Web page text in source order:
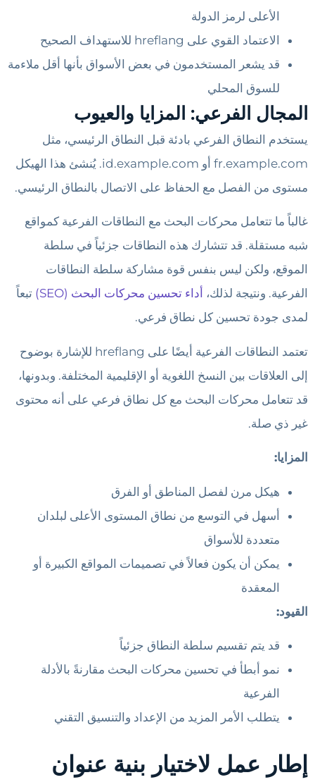
الأعلى لرمز الدولة
الاعتماد القوي على hreflang للاستهداف الصحيح
قد يشعر المستخدمون في بعض الأسواق بأنها أقل ملاءمة
للسوق المحلي
المجال الفرعي: المزايا والعيوب
يستخدم النطاق الفرعي بادئة قبل النطاق الرئيسي، مثل
fr.example.com أو id.example.com. يُنشئ هذا الهيكل
مستوى من الفصل مع الحفاظ على الاتصال بالنطاق الرئيسي.
غالباً ما تتعامل محركات البحث مع النطاقات الفرعية كمواقع
شبه مستقلة. قد تتشارك هذه النطاقات جزئياً في سلطة
الموقع، ولكن ليس بنفس قوة مشاركة سلطة النطاقات
الفرعية. ونتيجة لذلك، أداء تحسين محركات البحث (SEO)
تبعاً
لمدى جودة تحسين كل نطاق فرعي.
تعتمد النطاقات الفرعية أيضًا على hreflang للإشارة بوضوح
إلى العلاقات بين النسخ اللغوية أو الإقليمية المختلفة. وبدونها،
قد تتعامل محركات البحث مع كل نطاق فرعي على أنه محتوى
غير ذي صلة.
المزايا:
هيكل مرن لفصل المناطق أو الفرق
أسهل في التوسع من نطاق المستوى الأعلى لبلدان
متعددة للأسواق
يمكن أن يكون فعالاً في تصميمات المواقع الكبيرة أو
المعقدة
القيود:
قد يتم تقسيم سلطة النطاق جزئياً
نمو أبطأ في تحسين محركات البحث مقارنةً بالأدلة
الفرعية
يتطلب الأمر المزيد من الإعداد والتنسيق التقني
إطار عمل لاختيار بنية عنوان